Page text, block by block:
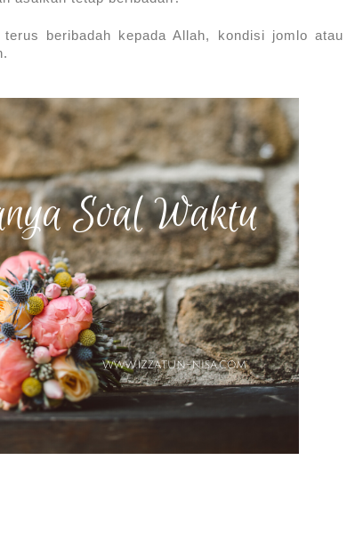
beribadah kepada Allah, kondisi jomlo atau